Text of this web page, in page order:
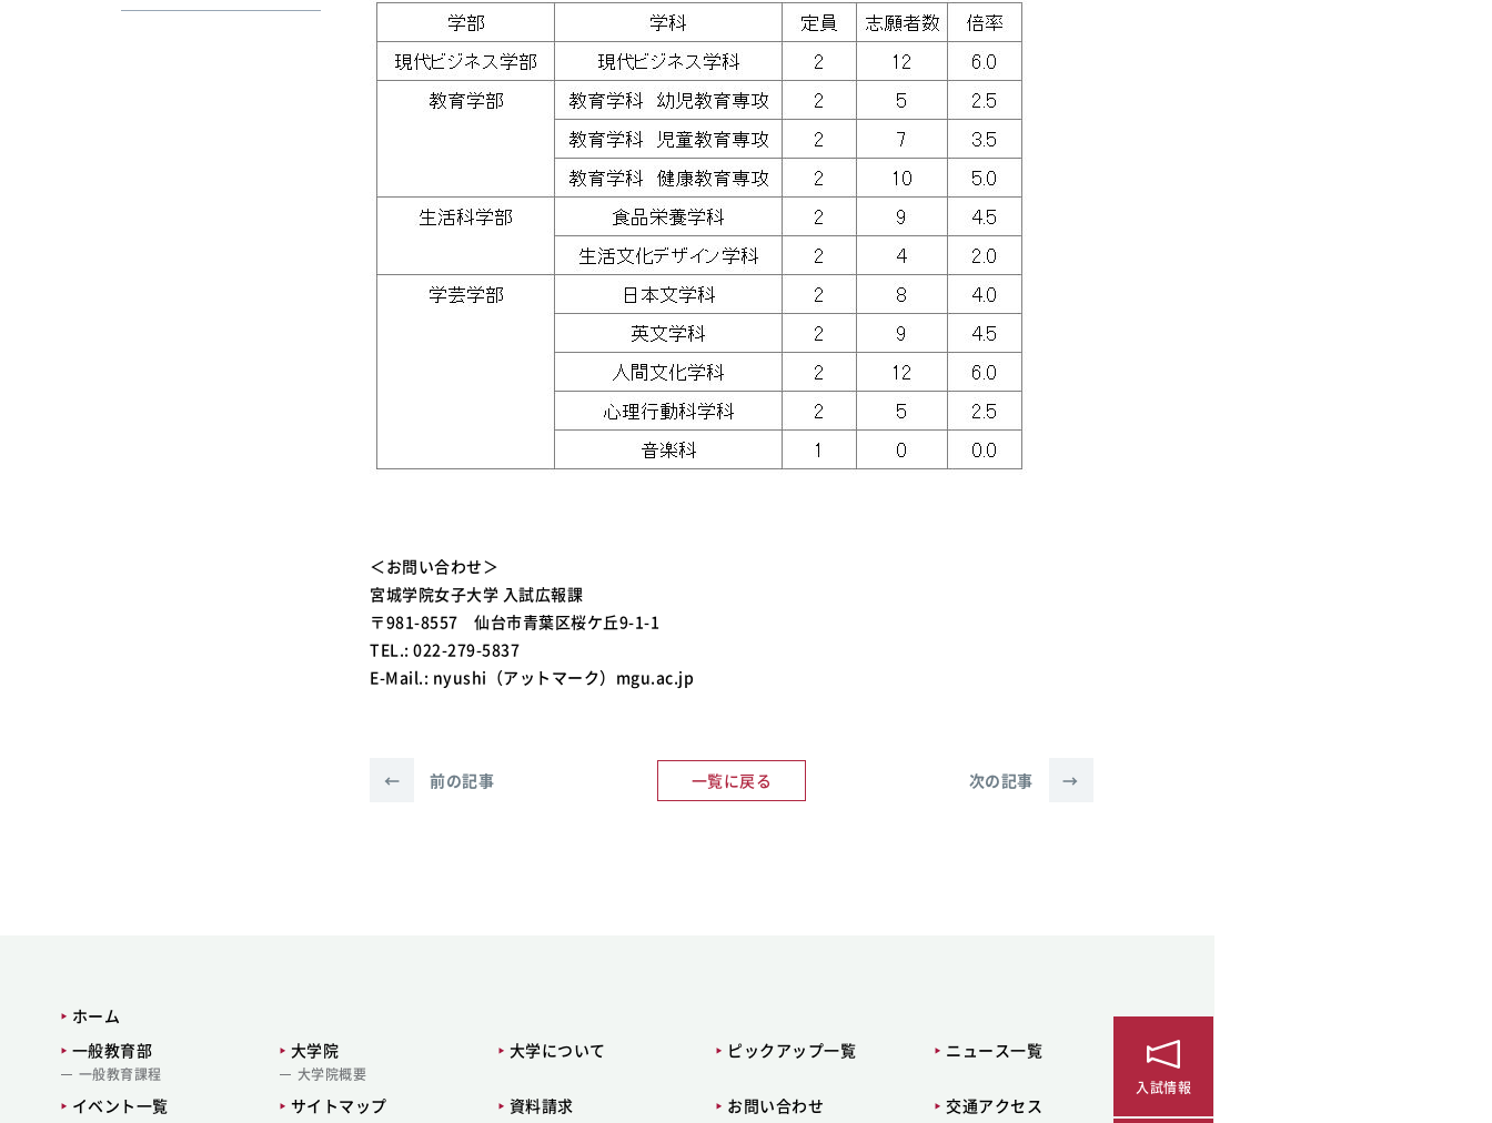
＜お問い合わせ＞
宮城学院女子大学 入試広報課
〒981-8557 仙台市青葉区桜ケ丘9-1-1
TEL.: 022-279-5837
E-Mail.: nyushi（アットマーク）mgu.ac.jp
← 前の記事 一覧に戻る 次の記事 →
ホーム
一般教育部
一般教育課程
大学院
大学院概要
大学について ピックアップ一覧 ニュース一覧
イベント一覧 サイトマップ 資料請求 お問い合わせ 交通アクセス
入試情報